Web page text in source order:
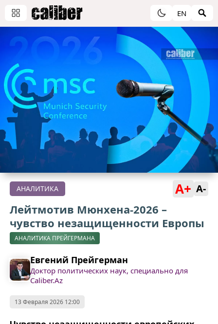
EN
АНАЛИТИКА A+ A-
Лейтмотив Мюнхена-2026 –
чувство незащищенности Европы
АНАЛИТИКА ПРЕЙГЕРМАНА
Евгений Прейгерман
Доктор политических наук, специально для
Caliber.Az
13 Февраля 2026 12:00